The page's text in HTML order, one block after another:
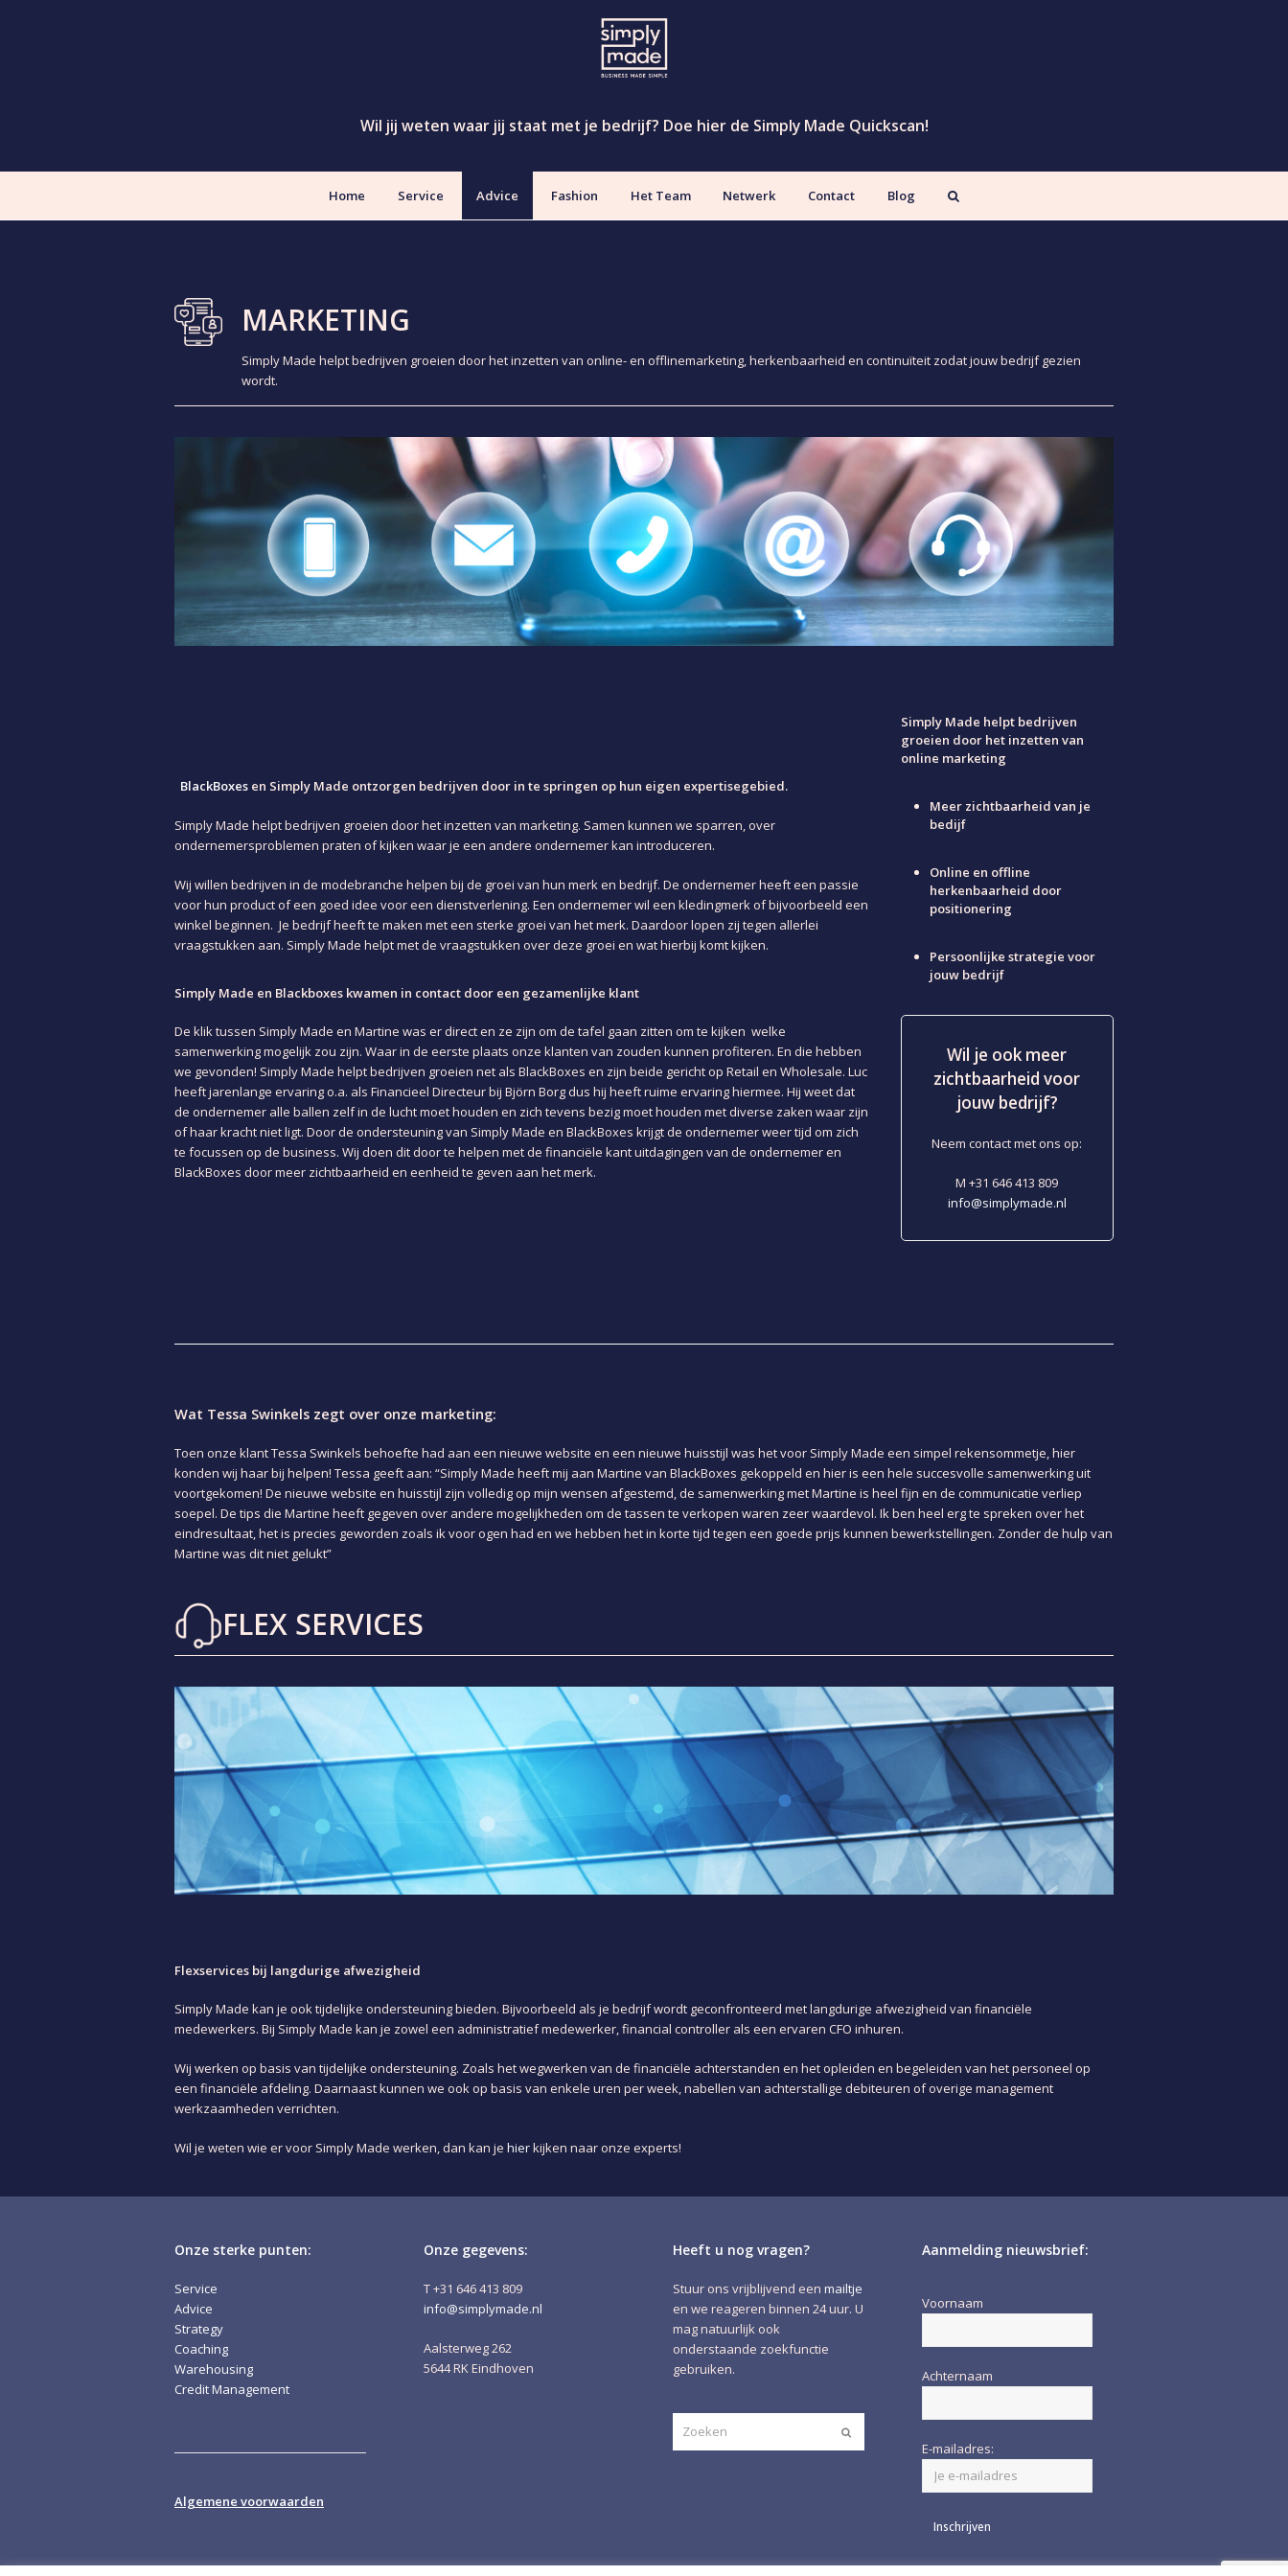
Wil jij weten waar jij staat met je bedrijf? Doe hier de Simply Made Quickscan!
Home Service Advice Fashion Het Team Netwerk Contact Blog
MARKETING
Simply Made helpt bedrijven groeien door het inzetten van online- en offlinemarketing, herkenbaarheid en continuïteit zodat jouw bedrijf gezien
wordt.
BlackBoxes en Simply Made ontzorgen bedrijven door in te springen op hun eigen expertisegebied.
Simply Made helpt bedrijven groeien door het inzetten van marketing. Samen kunnen we sparren, over
ondernemersproblemen praten of kijken waar je een andere ondernemer kan introduceren.
Wij willen bedrijven in de modebranche helpen bij de groei van hun merk en bedrijf. De ondernemer heeft een passie
voor hun product of een goed idee voor een dienstverlening. Een ondernemer wil een kledingmerk of bijvoorbeeld een
winkel beginnen. Je bedrijf heeft te maken met een sterke groei van het merk. Daardoor lopen zij tegen allerlei
vraagstukken aan. Simply Made helpt met de vraagstukken over deze groei en wat hierbij komt kijken.
Simply Made en Blackboxes kwamen in contact door een gezamenlijke klant
De klik tussen Simply Made en Martine was er direct en ze zijn om de tafel gaan zitten om te kijken welke
samenwerking mogelijk zou zijn. Waar in de eerste plaats onze klanten van zouden kunnen profiteren. En die hebben
we gevonden! Simply Made helpt bedrijven groeien net als BlackBoxes en zijn beide gericht op Retail en Wholesale. Luc
heeft jarenlange ervaring o.a. als Financieel Directeur bij Björn Borg dus hij heeft ruime ervaring hiermee. Hij weet dat
de ondernemer alle ballen zelf in de lucht moet houden en zich tevens bezig moet houden met diverse zaken waar zijn
of haar kracht niet ligt. Door de ondersteuning van Simply Made en BlackBoxes krijgt de ondernemer weer tijd om zich
te focussen op de business. Wij doen dit door te helpen met de financiële kant uitdagingen van de ondernemer en
BlackBoxes door meer zichtbaarheid en eenheid te geven aan het merk.
Simply Made helpt bedrijven
groeien door het inzetten van
online marketing
Meer zichtbaarheid van je
bedijf
Online en offline
herkenbaarheid door
positionering
Persoonlijke strategie voor
jouw bedrijf
Wil je ook meer
zichtbaarheid voor
jouw bedrijf?
Neem contact met ons op:
M +31 646 413 809
info@simplymade.nl
Wat Tessa Swinkels zegt over onze marketing:
Toen onze klant Tessa Swinkels behoefte had aan een nieuwe website en een nieuwe huisstijl was het voor Simply Made een simpel rekensommetje, hier
konden wij haar bij helpen! Tessa geeft aan: “Simply Made heeft mij aan Martine van BlackBoxes gekoppeld en hier is een hele succesvolle samenwerking uit
voortgekomen! De nieuwe website en huisstijl zijn volledig op mijn wensen afgestemd, de samenwerking met Martine is heel fijn en de communicatie verliep
soepel. De tips die Martine heeft gegeven over andere mogelijkheden om de tassen te verkopen waren zeer waardevol. Ik ben heel erg te spreken over het
eindresultaat, het is precies geworden zoals ik voor ogen had en we hebben het in korte tijd tegen een goede prijs kunnen bewerkstellingen. Zonder de hulp van
Martine was dit niet gelukt”
FLEX SERVICES
Flexservices bij langdurige afwezigheid
Simply Made kan je ook tijdelijke ondersteuning bieden. Bijvoorbeeld als je bedrijf wordt geconfronteerd met langdurige afwezigheid van financiële
medewerkers. Bij Simply Made kan je zowel een administratief medewerker, financial controller als een ervaren CFO inhuren.
Wij werken op basis van tijdelijke ondersteuning. Zoals het wegwerken van de financiële achterstanden en het opleiden en begeleiden van het personeel op
een financiële afdeling. Daarnaast kunnen we ook op basis van enkele uren per week, nabellen van achterstallige debiteuren of overige management
werkzaamheden verrichten.
Wil je weten wie er voor Simply Made werken, dan kan je hierkijken naar onze experts!
Onze sterke punten:
Service
Advice
Strategy
Coaching
Warehousing
Credit Management
Algemene voorwaarden
Onze gegevens:
T +31 646 413 809
info@simplymade.nl
Aalsterweg 262
5644 RK Eindhoven
Heeft u nog vragen?
Stuur ons vrijblijvend een mailtje
en we reageren binnen 24 uur. U
mag natuurlijk ook
onderstaande zoekfunctie
gebruiken.
Aanmelding nieuwsbrief:
Voornaam
Achternaam
E-mailadres: